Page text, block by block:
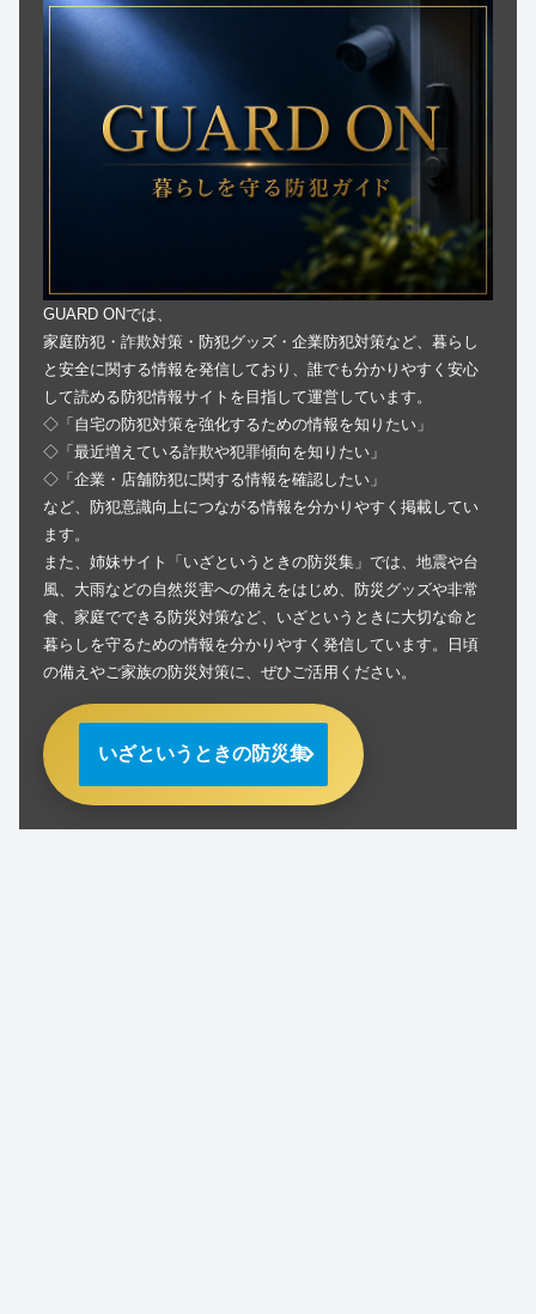
GUARD ONでは、
家庭防犯・詐欺対策・防犯グッズ・企業防犯対策など、暮らし
と安全に関する情報を発信しており、誰でも分かりやすく安心
して読める防犯情報サイトを目指して運営しています。
◇「自宅の防犯対策を強化するための情報を知りたい」
◇「最近増えている詐欺や犯罪傾向を知りたい」
◇「企業・店舗防犯に関する情報を確認したい」
など、防犯意識向上につながる情報を分かりやすく掲載してい
ます。
また、姉妹サイト「いざというときの防災集」では、地震や台
風、大雨などの自然災害への備えをはじめ、防災グッズや非常
食、家庭でできる防災対策など、いざというときに大切な命と
暮らしを守るための情報を分かりやすく発信しています。日頃
の備えやご家族の防災対策に、ぜひご活用ください。
いざというときの防災集